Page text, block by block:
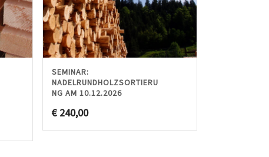
SEMINAR:
NADELRUNDHOLZSORTIERU
NG AM 10.12.2026
€ 240,00